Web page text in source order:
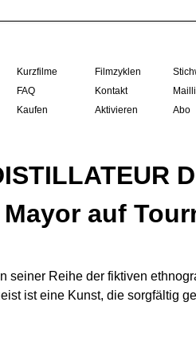
Kurzfilme Filmzyklen
FAQ Kontakt
Kaufen Aktivieren Abo
auf
seiner Reihe der fiktiven
ist eine Kunst, die sorgfältig